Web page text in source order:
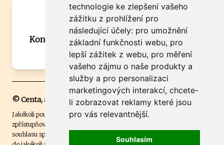
technologie ke zlepšení vašeho
zážitku z prohlížení pro
následující účely: pro umožnění
základní funkčnosti webu, pro
lepší zážitek z webu, pro měření
vašeho zájmu o naše produkty a
služby a pro personalizaci
marketingových interakcí, chcete-
li zobrazovat reklamy které jsou
pro vás relevantnější.
Souhlasím
Máte zajímavou informaci? Chcete
spolupracovat?
Kontaktujte šéfredaktora Martina Chalupu:
chalupa@ctidoma.cz
© Centa, a.s.
Jakékoli použití obsahu včetně převzetí, šíření či dalšího užití a
zpřístupňování textových či obrazových materiálů bez písemného
souhlasu společnosti Centa,a.s. je zakázáno. Čtenář svým přihlášením